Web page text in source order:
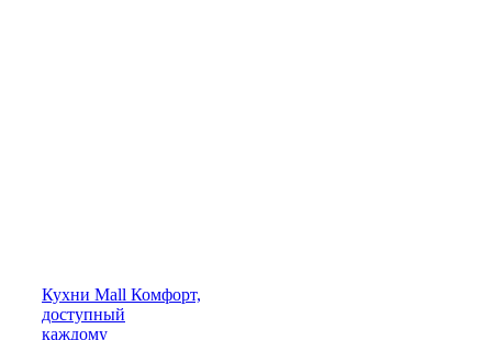
Кухни Mall Комфорт,
доступный
каждому